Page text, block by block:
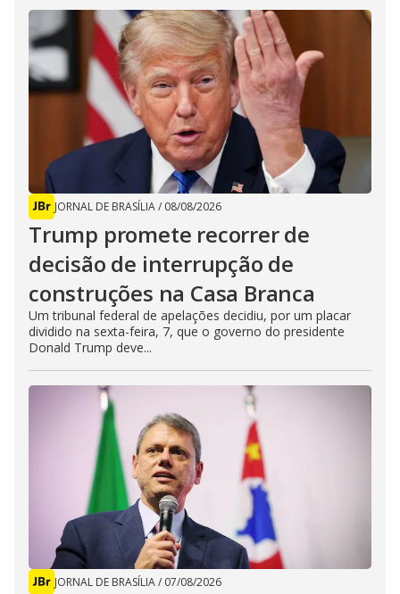
JORNAL DE BRASÍLIA/ 08/08/2026
Trump promete recorrer de
decisão de interrupção de
construções na Casa Branca
Um tribunal federal de apelações decidiu, por um placar
dividido na sexta-feira, 7, que o governo do presidente
Donald Trump deve...
JORNAL DE BRASÍLIA/ 07/08/2026